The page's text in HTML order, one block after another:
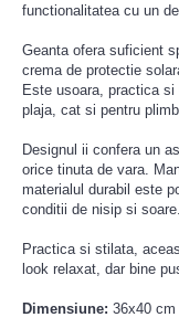
functionalitatea cu un
Geanta ofera suficient
crema de protectie
Este usoara, practica
plaja, cat si pentru
Designul ii confera un
orice tinuta de vara.
materialul durabil este
conditii de nisip si soare.
Practica si stilata,
look relaxat, dar bine
Dimensiune: 36x40 cm